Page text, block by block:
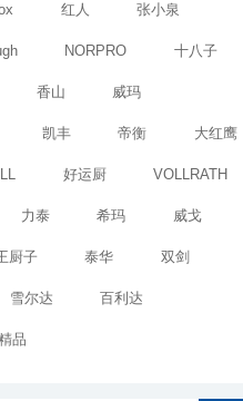
红人 张小泉
NORPRO 十八子
香山 威玛
凯丰 帝衡 大红鹰
好运厨 VOLLRATH
力泰 希玛 威戈
厨子 泰华 双剑
雪尔达 百利达
品